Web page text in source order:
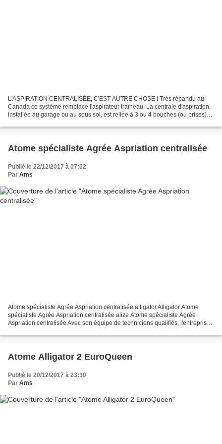
L'ASPIRATION CENTRALISÉE, C'EST AUTRE CHOSE ! Très répandu au
Canada ce système remplace l'aspirateur traîneau. La centrale d'aspiration,
installée au garage ou au sous sol, est reliée à 3 ou 4 bouches (ou prises)
Atome spécialiste Agrée Aspriation centralisée
Publié le 22/12/2017 à 07:02
Par Ams
Atome spécialiste Agrée Aspriation centralisée alligator Alligator Atome
spécialiste Agrée Aspriation centralisée alize Atome spécialiste Agrée
Aspriation centralisée Avec son équipe de techniciens qualifiés, l'entreprise
Atome Alligator 2 EuroQueen
Publié le 20/12/2017 à 23:30
Par Ams